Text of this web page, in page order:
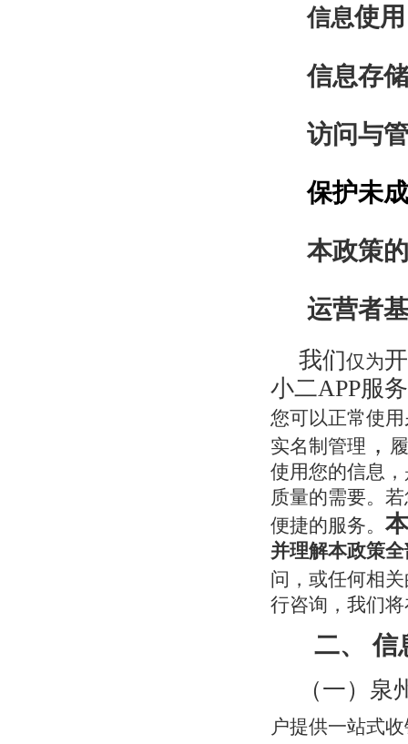
信息使用
信息存
访问与
保护未
本政策
运营者
我们仅为
小二APP服务
您可以正常使用
实名制管理 ，
使用您的信息
质量的需要。
便捷的服务。
并理解本政策
问，或任何相
行咨询，我们
二、信
（一）
户提供一站式